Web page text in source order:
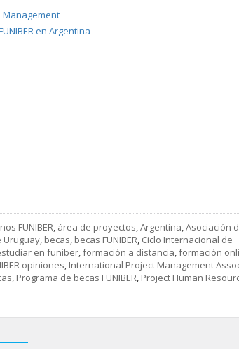
Management
en Argentina
FUNIBER, área de proyectos,Argentina,Asociación
Uruguay, becas, becas FUNIBER, Ciclo Internacional de
en funiber,formación a distancia,formación
opiniones, International Project Management
, Programa de becas FUNIBER, Project Human